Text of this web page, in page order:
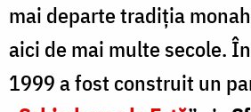
mai departe tradiţia
aici de mai multe secole.
1999 a fost construit un